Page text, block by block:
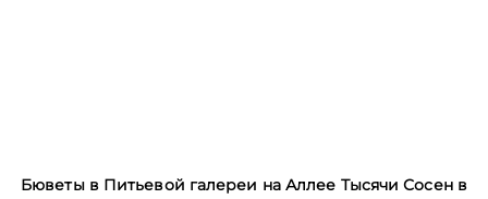
Бюветы в Питьевой галереи на Аллее Тысячи Сосен в